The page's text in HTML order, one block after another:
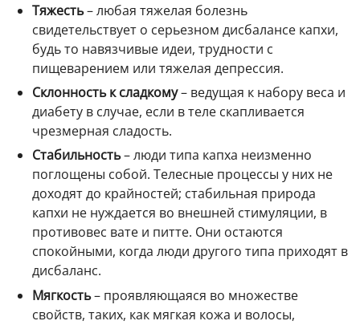
Тяжесть– любая тяжелая болезнь
свидетельствует о серьезном дисбалансе капхи,
будь то навязчивые идеи, трудности с
пищеварением или тяжелая депрессия.
Склонность к сладкому– ведущая к набору веса и
диабету в случае, если в теле скапливается
чрезмерная сладость.
Стабильность– люди типа капха неизменно
поглощены собой. Телесные процессы у них не
доходят до крайностей; стабильная природа
капхи не нуждается во внешней стимуляции, в
противовес вате и питте. Они остаются
спокойными, когда люди другого типа приходят в
дисбаланс.
Мягкость– проявляющаяся во множестве
свойств, таких, как мягкая кожа и волосы,